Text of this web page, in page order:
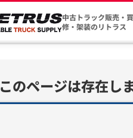
中古トラック販売・
修・架装のリトラス
このページは存在し